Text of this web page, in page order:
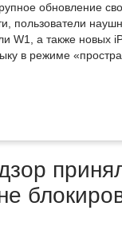
обновление
пользователи
W1, а также новых
в режиме